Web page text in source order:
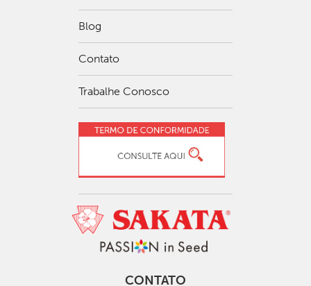
Blog
Contato
Trabalhe Conosco
CONTATO